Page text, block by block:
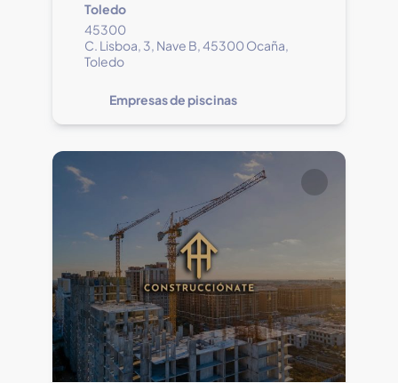
Toledo
45300
C. Lisboa, 3, Nave B, 45300 Ocaña,
Toledo
Empresas de piscinas